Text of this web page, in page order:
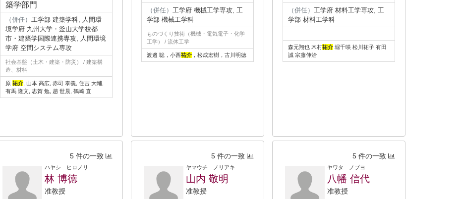
築学部門
（併任） 工学部 建築学科, 人間環
境学府 九州大学・釜山大学校都
市・建築学国際連携専攻, 人間環境
学府 空間システム専攻
社会基盤（土木・建築・防災） / 建築構
造、材料
原 祐介 , 山本 高広, 赤司 泰義, 住吉 大輔,
有馬 隆文, 志賀 勉, 趙 世晨, 鶴崎 直
（併任） 工学府 機械工学専攻, 工
学部 機械工学科
ものづくり技術（機械・電気電子・化学
工学） / 流体工学
渡邉 聡，小西祐介 ，松成宏樹，古川明徳
（併任） 工学府 材料工学専攻, 工
学部 材料工学科
森元翔也 木村祐介 堀千咲 松川祐子 有田
誠 宗藤伸治
5 件の一致
ハヤシ ヒロノリ
林 博徳
准教授
5 件の一致
ヤマウチ ノリアキ
山内 敬明
准教授
5 件の一致
ヤワタ ノブヨ
八幡 信代
准教授